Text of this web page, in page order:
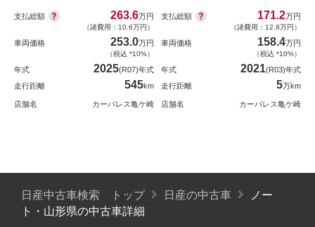
支払総額 263.6万円
（諸費用：10.6万円）
車両価格 253.0万円
（税込 *10%）
年式 2025(R07)年式
走行距離
545km
店舗名 カーパレス亀ケ崎
支払総額 171.2万円
（諸費用：12.8万円）
車両価格 158.4万円
（税込 *10%）
年式 2021(R03)年式
走行距離
5万km
店舗名 カーパレス亀ケ崎
日産中古車検索 トップ 日産の中古車
ノー
ト・山形県の中古車詳細